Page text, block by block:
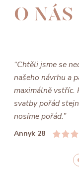
O
“Chtěli jsme se
našeho návrhu a
maximálně vstříc.
svatby pořád
nosíme pořád.”
Annyk 28